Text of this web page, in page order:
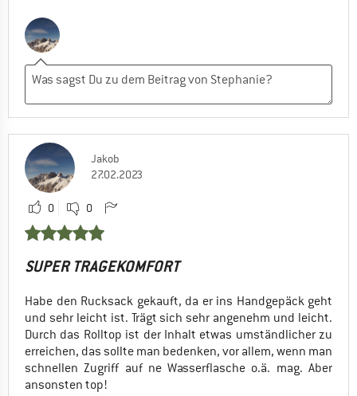
Jakob
27.02.2023
0 0
SUPER TRAGEKOMFORT
Habe den Rucksack gekauft, da er ins Handgepäck geht
und sehr leicht ist. Trägt sich sehr angenehm und leicht.
Durch das Rolltop ist der Inhalt etwas umständlicher zu
erreichen, das sollte man bedenken, vor allem, wenn man
schnellen Zugriff auf ne Wasserflasche o.ä. mag. Aber
ansonsten top!